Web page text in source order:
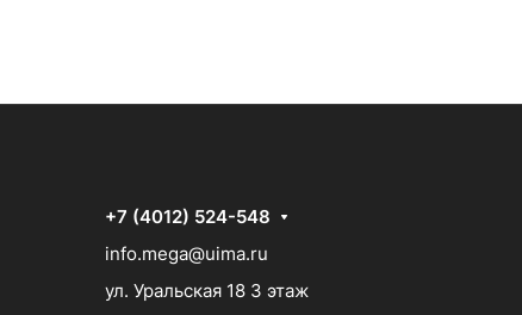
+7 (4012) 524-548
info.mega@uima.ru
ул. Уральская 18 3 этаж